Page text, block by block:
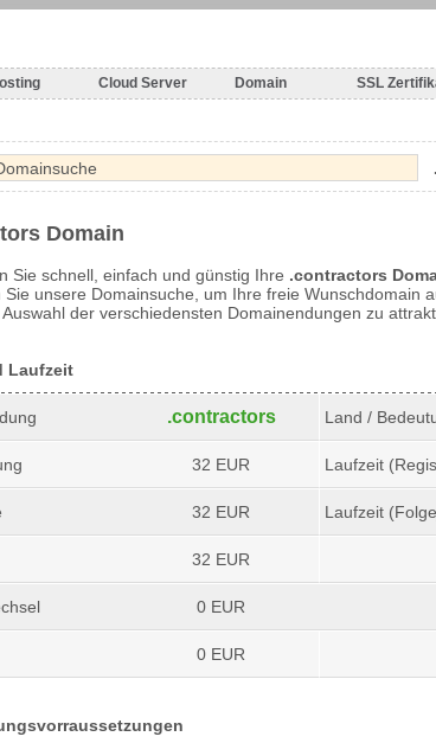
Cloud Server Domain SSL
.
Domain
Sie schnell, einfach und günstig Ihre .contractors
Sie unsere Domainsuche, um Ihre freie Wunschdomain
der verschiedensten Domainendungen zu
Laufzeit
.contractors Land /
32 EUR Laufzeit
32 EUR Laufzeit
32 EUR
0 EUR
0 EUR